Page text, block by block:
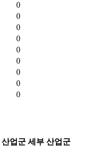
0
0
0
0
0
0
0
0
0
산업군 세부 산업군